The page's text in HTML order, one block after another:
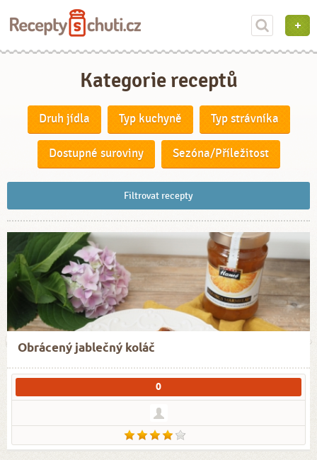
Kategorie receptů
Druh jídla Typ kuchyně Typ strávníka
Dostupné suroviny Sezóna/Příležitost
Filtrovat recepty
Obrácený jablečný koláč
0